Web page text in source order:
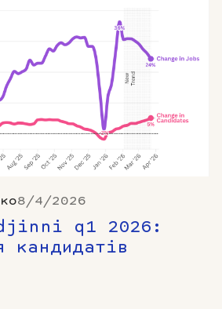
8/4/2026
djinni q1 2026:
кандидатів